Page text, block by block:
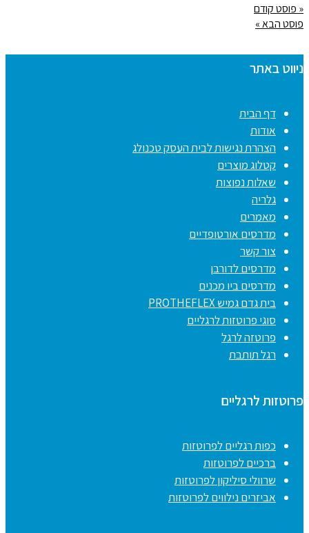
« פוסט קודם
פוסט הבא »
ניווט באתר
דף הבית
אודות
הצהרת נגישות לבית העסק טכנולג
קטלוג מוצרים
שאלות נפוצות
גלריה
מאמרים
מדרסים אורטופדיים
צור קשר
מדרסים לדורבן
מדרסים ביו מכנים
בית גדם גמיש PROTHEFLEX
סוגי פרוטזות לרגליים
פרוטזה לרגל
רגל תותבת
פרוטזות לרגליים
כפות רגליים לפרוטזות
ברכיים לפרוטזות
שרוולי סיליקון לפרוטזות
אביזרים נילווים לפרוטזות